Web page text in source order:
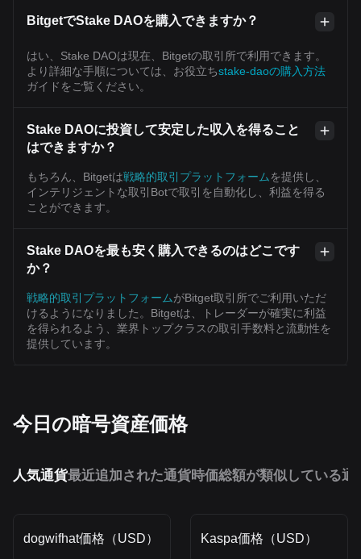
BitgetでStake DAOを購入できますか？
はい、Stake DAOは現在、Bitgetの取引所で利用できます。
より詳細な手順については、お役立ちstake-daoの購入方法
ガイドをご覧ください。
Stake DAOに投資して安定した収入を得ること
はできますか？
もちろん、Bitgetは戦略的取引プラットフォーム を提供し、
インテリジェントな取引Botで取引を自動化し、利益を得る
ことができます。
Stake DAOを最も安く購入できるのはどこです
か？
戦略的取引プラットフォームがBitget取引所でご利用いただ
けるようになりました。Bitgetは、トレーダーが確実に利益
を得られるよう、業界トップクラスの取引手数料と流動性を
提供しています。
今日の暗号資産価格
人気通貨最近追加された通貨時価総額が類似している通
dogwifhat価格（USD） Kaspa価格（USD）